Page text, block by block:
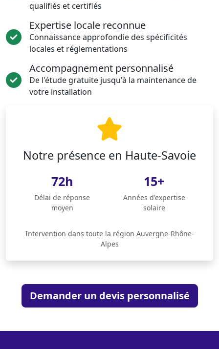
qualifiés et certifiés
Expertise locale reconnue
Connaissance approfondie des spécificités
locales et réglementations
Accompagnement personnalisé
De l'étude gratuite jusqu'à la maintenance de
votre installation
Notre présence en Haute-Savoie
72h
Délai de réponse
moyen
15+
Années d'expertise
solaire
Intervention dans toute la région Auvergne-Rhône-
Alpes
Demander un devis personnalisé